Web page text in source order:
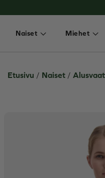
Naiset
Avaa tai sulje
Miehet
Etusivu / Naiset /